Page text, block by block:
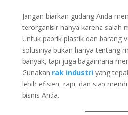
Jangan biarkan gudang Anda
terorganisir hanya karena salah
Untuk pabrik plastik dan barang
solusinya bukan hanya tentang
banyak, tapi juga bagaimana
Gunakan rak industriyang
lebih efisien, rapi, dan siap
bisnis Anda.